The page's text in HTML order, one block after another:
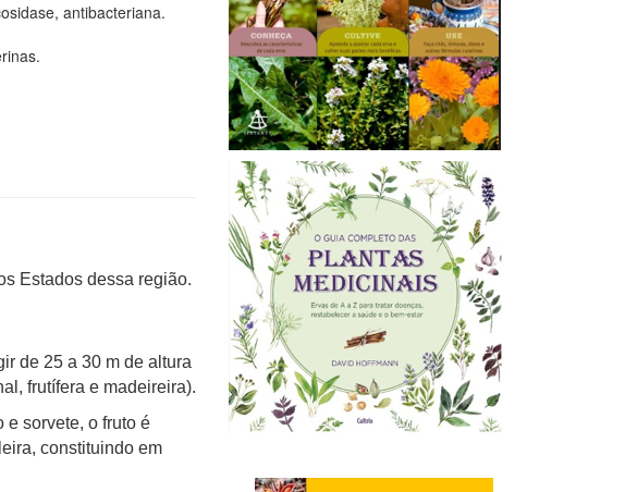
antibacteriana.
Estados dessa região.
de 25 a 30 m de altura
frutífera e madeireira).
e sorvete, o fruto é
constituindo em